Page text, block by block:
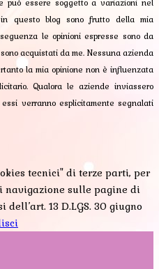
può essere soggetto a variazioni nel
questo blog sono frutto della mia
le opinioni espresse sono da
acquistati da me. Nessuna azienda
la mia opinione non è influenzata
Qualora le aziende inviassero
verranno esplicitamente segnalati
tecnici" di terze parti, per
navigazione sulle pagine di
13 D.LGS. 30 giugno